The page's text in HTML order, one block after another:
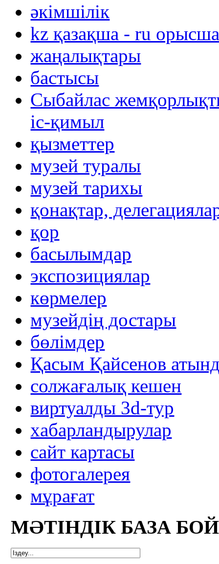
әкімшілік
kz қазақша - ru
жаңалықтары
бастысы
Сыбайлас
іс-қимыл
қызметтер
музей туралы
музей тарихы
қонақтар,
қор
басылымдар
экспозициялар
көрмелер
музейдің достары
бөлімдер
Қасым Қайсенов
солжағалық кешен
виртуалды 3d-тур
xабарландырулар
сайт картасы
фотогалерея
мұрағат
МӘТІНДІК БАЗА